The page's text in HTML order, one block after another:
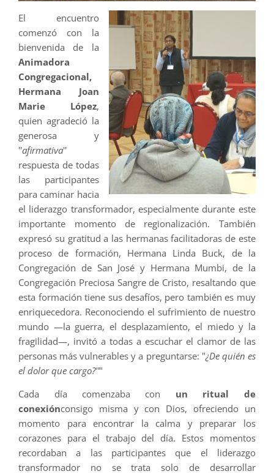
El encuentro
comenzó con la
bienvenida de la
Animadora
Congregacional,
Hermana Joan
Marie López,
quien agradeció la
generosa y
''afirmativa''
respuesta de todas
las participantes
para caminar hacia
el liderazgo transformador, especialmente durante este
importante momento de regionalización. También
expresó su gratitud a las hermanas facilitadoras de este
proceso de formación, Hermana Linda Buck, de la
Congregación de San José y Hermana Mumbi, de la
Congregación Preciosa Sangre de Cristo, resaltando que
esta formación tiene sus desafíos, pero también es muy
enriquecedora. Reconociendo el sufrimiento de nuestro
mundo —la guerra, el desplazamiento, el miedo y la
fragilidad—, invitó a todas a escuchar el clamor de las
personas más vulnerables y a preguntarse: "¿De quién es
el dolor que cargo?''"
Cada día comenzaba con un ritual de
conexiónconsigo misma y con Dios, ofreciendo un
momento para encontrar la calma y preparar los
corazones para el trabajo del día. Estos momentos
recordaban a las participantes que el liderazgo
transformador no se trata solo de desarrollar